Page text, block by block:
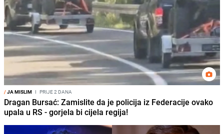
/JA MISLIM I PRIJE 2 DANA
Dragan Bursać: Zamislite da je policija iz Federacije ovako
upala u RS - gorjela bi cijela regija!